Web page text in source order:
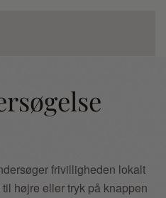
frivilligheden lokalt
højre eller tryk på knappen